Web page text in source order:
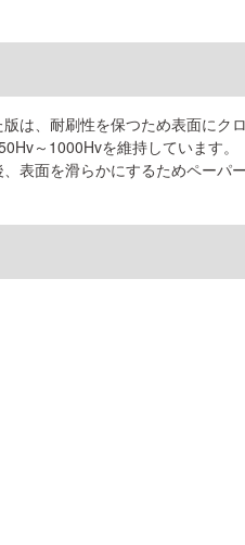
は、耐刷性を保つため表面にク
～1000Hvを維持しています。
表面を滑らかにするためペーパ